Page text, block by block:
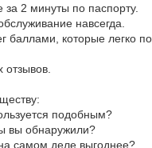
2 минуты по паспорту.
навсегда.
баллами, которые легко
отзывов.
подобным?
вы обнаружили?
самом деле выгоднее?